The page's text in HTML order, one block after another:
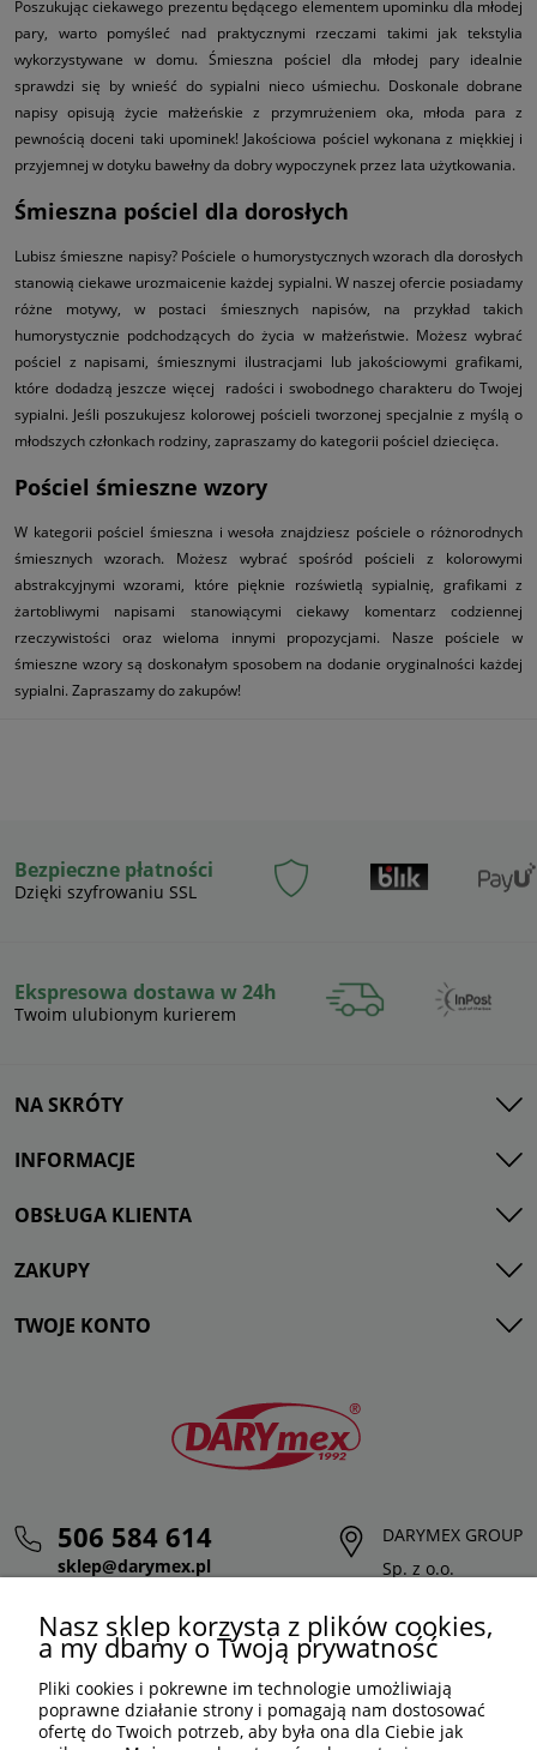
Poszukując ciekawego prezentu będącego elementem upominku dla młodej
pary, warto pomyśleć nad praktycznymi rzeczami takimi jak tekstylia
wykorzystywane w domu. Śmieszna pościel dla młodej pary idealnie
sprawdzi się by wnieść do sypialni nieco uśmiechu. Doskonale dobrane
napisy opisują życie małżeńskie z przymrużeniem oka, młoda para z
pewnością doceni taki upominek! Jakościowa pościel wykonana z miękkiej i
przyjemnej w dotyku bawełny da dobry wypoczynek przez lata użytkowania.
Śmieszna pościel dla dorosłych
Lubisz śmieszne napisy? Pościele o humorystycznych wzorach dla dorosłych
stanowią ciekawe urozmaicenie każdej sypialni. W naszej ofercie posiadamy
różne motywy, w postaci śmiesznych napisów, na przykład takich
humorystycznie podchodzących do życia w małżeństwie. Możesz wybrać
pościel z napisami, śmiesznymi ilustracjami lub jakościowymi grafikami,
które dodadzą jeszcze więcej radości i swobodnego charakteru do Twojej
sypialni. Jeśli poszukujesz kolorowej pościeli tworzonej specjalnie z myślą o
młodszych członkach rodziny, zapraszamy do kategorii pościel dziecięca.
Pościel śmieszne wzory
W kategorii pościel śmieszna i wesoła znajdziesz pościele o różnorodnych
śmiesznych wzorach. Możesz wybrać spośród pościeli z kolorowymi
abstrakcyjnymi wzorami, które pięknie rozświetlą sypialnię, grafikami z
żartobliwymi napisami stanowiącymi ciekawy komentarz codziennej
rzeczywistości oraz wieloma innymi propozycjami. Nasze pościele w
śmieszne wzory są doskonałym sposobem na dodanie oryginalności każdej
sypialni. Zapraszamy do zakupów!
Bezpieczne płatności
Dzięki szyfrowaniu SSL
Ekspresowa dostawa w 24h
Twoim ulubionym kurierem
NA SKRÓTY
INFORMACJE
OBSŁUGA KLIENTA
ZAKUPY
TWOJE KONTO
506 584 614
sklep@darymex.pl
DARYMEX GROUP
Sp. z o.o.
32-620 Brzeszcze
Nasz sklep korzysta z plików cookies,
a my dbamy o Twoją prywatność
Pliki cookies i pokrewne im technologie umożliwiają
poprawne działanie strony i pomagają nam dostosować
ofertę do Twoich potrzeb, aby była ona dla Ciebie jak